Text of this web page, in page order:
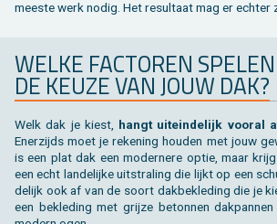
mees­te werk nodig. Het re­sul­taat mag er ech­ter
WELKE FAC­TO­REN
DE KEUZE VAN JOUW DAK?
Welk dak je kiest, hangt uit­ein­de­lijk voor­al
Ener­zijds moet je re­ke­ning hou­den met jouw
is een plat dak een mo­der­ne­re optie, maar
een echt lan­de­lij­ke uit­stra­ling die lijkt op een
de­lijk ook af van de soort dak­be­kle­ding die je
een be­kle­ding met grij­ze be­ton­nen